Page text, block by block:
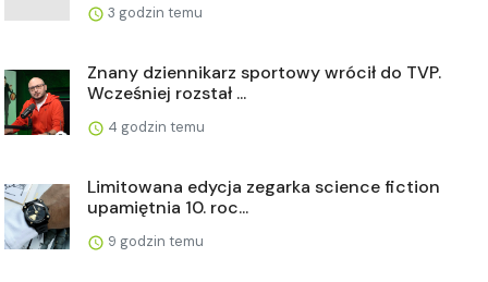
3 godzin temu
Znany dziennikarz sportowy wrócił do TVP.
Wcześniej rozstał ...
4 godzin temu
Limitowana edycja zegarka science fiction
upamiętnia 10. roc...
9 godzin temu